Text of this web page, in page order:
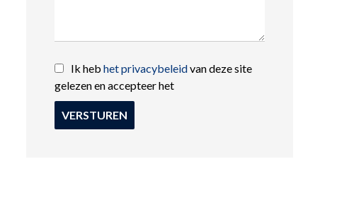
Ik hebhet privacybeleidvan deze site
gelezen en accepteer het
VERSTUREN